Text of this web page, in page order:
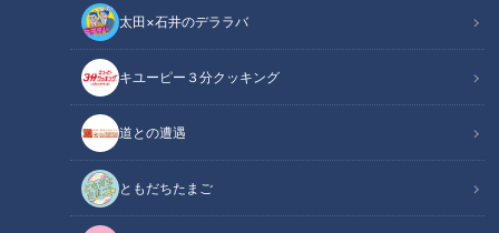
太田×石井のデララバ
キユーピー３分クッキング
道との遭遇
ともだちたまご
道との遭遇
「道との遭遇」動画
番組OAから、道の映像と道マニアの声を中心に
YouTube用に再編集してお届け！
声は道マニア・鹿取茂雄さんです！